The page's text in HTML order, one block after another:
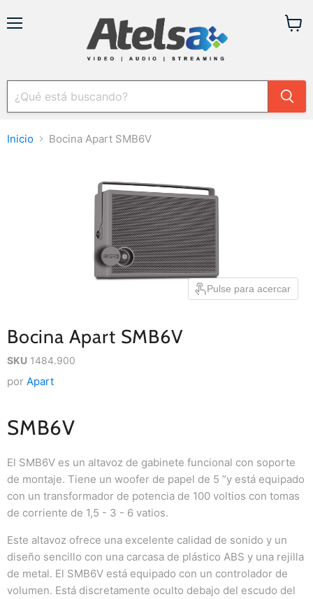
Inicio Bocina Apart SMB6V
Pulse para acercar
Bocina Apart SMB6V
SKU 1484.900
por Apart
SMB6V
El SMB6V es un altavoz de gabinete funcional con soporte
de montaje. Tiene un woofer de papel de 5 ”y está equipado
con un transformador de potencia de 100 voltios con tomas
de corriente de 1,5 - 3 - 6 vatios.
Este altavoz ofrece una excelente calidad de sonido y un
diseño sencillo con una carcasa de plástico ABS y una rejilla
de metal. El SMB6V está equipado con un controlador de
volumen. Está discretamente oculto debajo del escudo del